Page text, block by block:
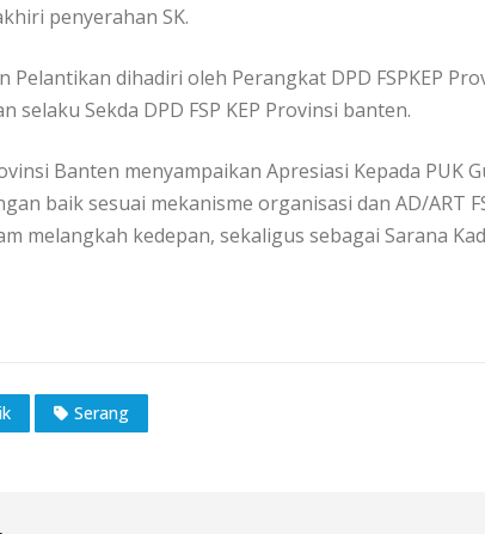
penyerahan SK.
Pelantikan dihadiri oleh Perangkat DPD FSPKEP
selaku Sekda DPD FSP KEP Provinsi banten.
Banten menyampaikan Apresiasi Kepada PUK
baik sesuai mekanisme organisasi dan AD/ART
melangkah kedepan, sekaligus sebagai Sarana
Serang